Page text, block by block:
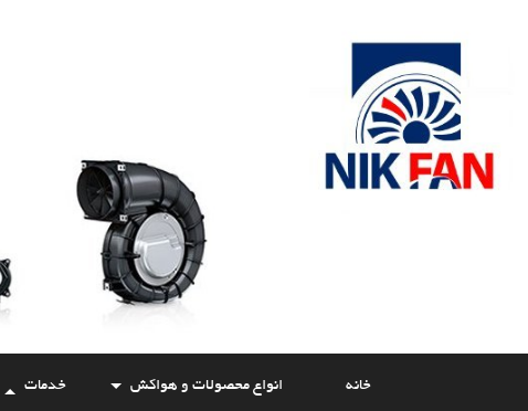
خانه انواع محصولات و هواکش خدمات